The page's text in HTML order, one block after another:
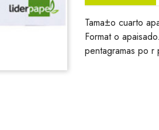
Tama±o cuarto
Format o
pentagramas po r